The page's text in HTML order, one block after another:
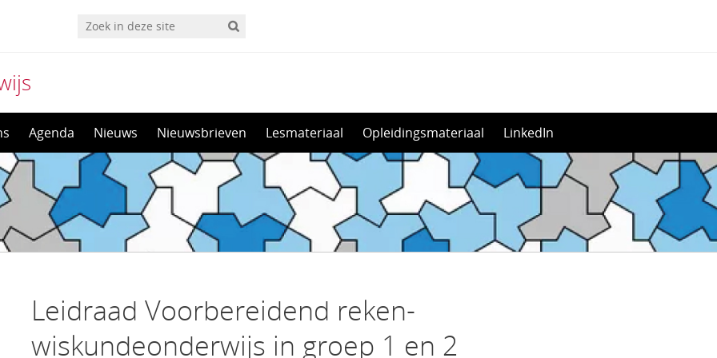
Agenda Nieuws Nieuwsbrieven Lesmateriaal Opleidingsmateriaal LinkedIn
Leidraad Voorbereidend reken-
wiskundeonderwijs in groep 1 en 2